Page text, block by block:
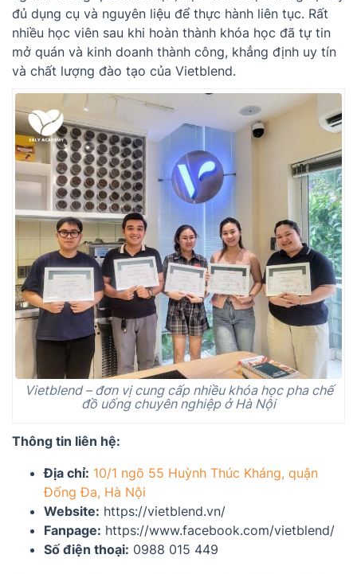
đủ dụng cụ và nguyên liệu để thực hành liên tục. Rất
nhiều học viên sau khi hoàn thành khóa học đã tự tin
mở quán và kinh doanh thành công, khẳng định uy tín
và chất lượng đào tạo của Vietblend.
Vietblend – đơn vị cung cấp nhiều khóa học pha chế
đồ uống chuyên nghiệp ở Hà Nội
Thông tin liên hệ:
Địa chỉ: 10/1 ngõ 55 Huỳnh Thúc Kháng, quận
Đống Đa, Hà Nội
Website: https://vietblend.vn/
Fanpage: https://www.facebook.com/vietblend/
Số điện thoại: 0988 015 449